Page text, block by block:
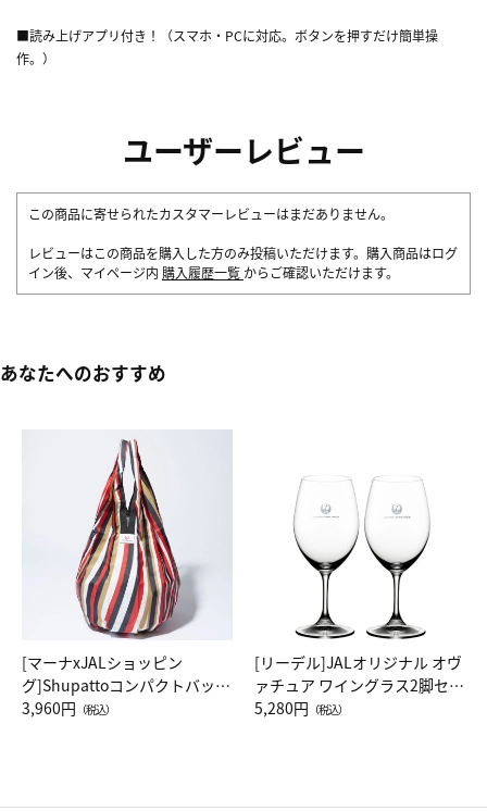
■読み上げアプリ付き！（スマホ・PCに対応。ボタンを押すだけ簡単操
作。）
ユーザーレビュー
この商品に寄せられたカスタマーレビューはまだありません。
レビューはこの商品を購入した方のみ投稿いただけます。購入商品はログ
イン後、マイページ内 購入履歴一覧 からご確認いただけます。
あなたへのおすすめ
[マーナxJALショッピン
グ]Shupattoコンパクトバッグ
Drop JAL客室乗務員（LC）ス
3,960円 （税込）
[リーデル]JALオリジナル オヴ
ァチュア ワイングラス2脚セッ
ト（レッドワイン）
5,280円 （税込）